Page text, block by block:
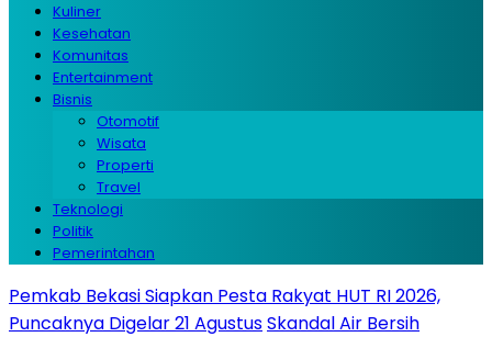
Kuliner
Kesehatan
Komunitas
Entertainment
Bisnis
Otomotif
Wisata
Properti
Travel
Teknologi
Politik
Pemerintahan
Pemkab Bekasi Siapkan Pesta Rakyat HUT RI 2026,
Puncaknya Digelar 21 AgustusSkandal Air Bersih